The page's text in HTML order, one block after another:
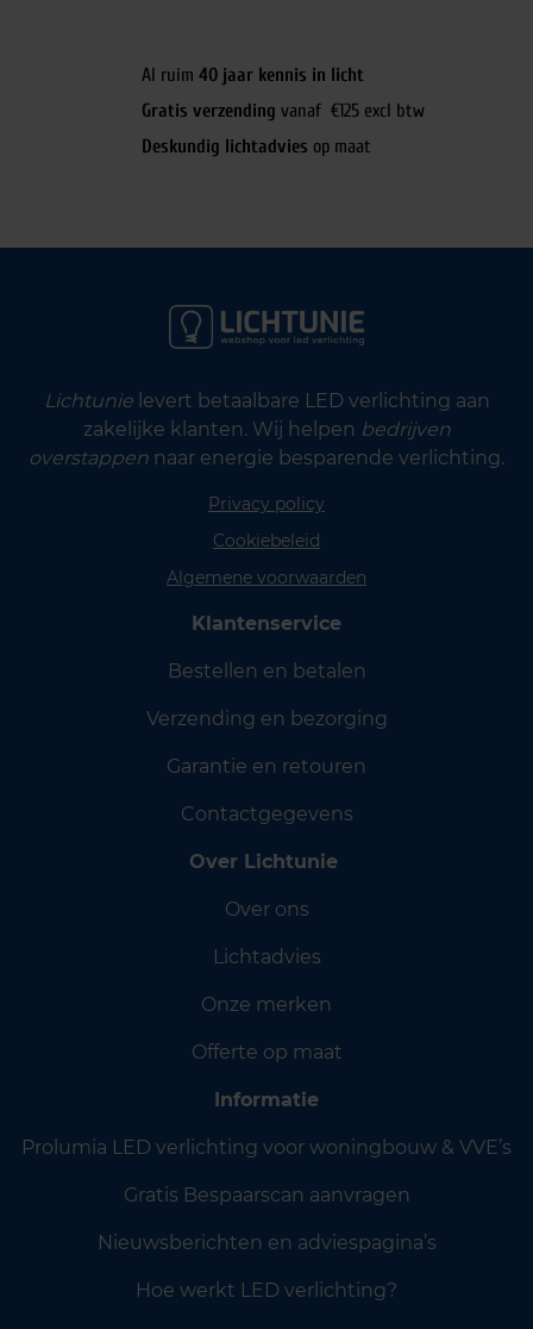
Al ruim 40 jaar kennis in licht
Gratis verzending vanaf €125 excl btw
Deskundig lichtadvies op maat
Lichtunielevert betaalbare LED verlichting aan
zakelijke klanten. Wij helpen bedrijven
overstappen naar energie besparende verlichting.
Privacy policy
Cookiebeleid
Algemene voorwaarden
Klantenservice
Bestellen en betalen
Verzending en bezorging
Garantie en retouren
Contactgegevens
Over Lichtunie
Over ons
Lichtadvies
Onze merken
Offerte op maat
Informatie
Prolumia LED verlichting voor woningbouw & VVE’s
Gratis Bespaarscan aanvragen
Nieuwsberichten en adviespagina’s
Hoe werkt LED verlichting?